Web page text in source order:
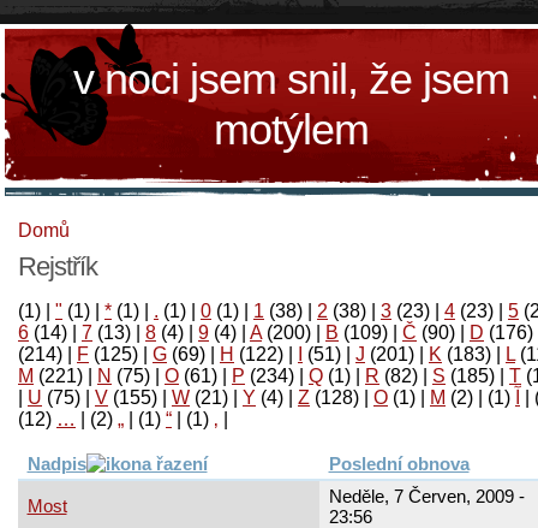
v noci jsem snil, že jsem
motýlem
Domů
Rejstřík
(1) " (1) * (1) . (1) 0 (1) 1 (38) 2 (38) 3 (23) 4 (23) 5
6 (14) 7 (13) 8 (4) 9 (4) A(200) B (109) Č (90) D (176)
(214)
F (125) G (69) H (122) (51) J (201) K (183) L
M (221) N (75) O (61) P (234) Q (1) R (82) S (185) T
U (75) V (155) W (21) Y (4) Z (128) Ο (1) М (2)
(1)
‚
(1)
“
(1)
„
(2)
…
(12)
Nadpis Poslední obnova
Most
Neděle, 7 Červen, 2009 -
23:56